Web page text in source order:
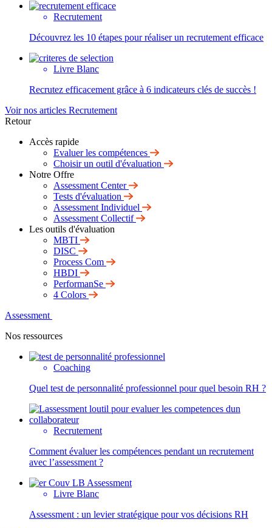
Recrutement
Découvrez les 10 étapes pour réaliser un recrutement efficace
Livre Blanc
Recrutez efficacement grâce à 6 indicateurs clés de succès !
Voir nos articles Recrutement
Retour
Accès rapide
Evaluer les compétences
Choisir un outil d'évaluation
Notre Offre
Assessment Center
Tests d'évaluation
Assessment Individuel
Assessment Collectif
Les outils d'évaluation
MBTI
DISC
Process Com
HBDI
PerformanSe
4 Colors
Assessment
Nos ressources
Coaching
Quel test de personnalité professionnel pour quel besoin RH ?
Recrutement
Comment évaluer les compétences pendant un recrutement
avec l’assessment ?
Livre Blanc
Assessment : un levier stratégique pour vos décisions RH